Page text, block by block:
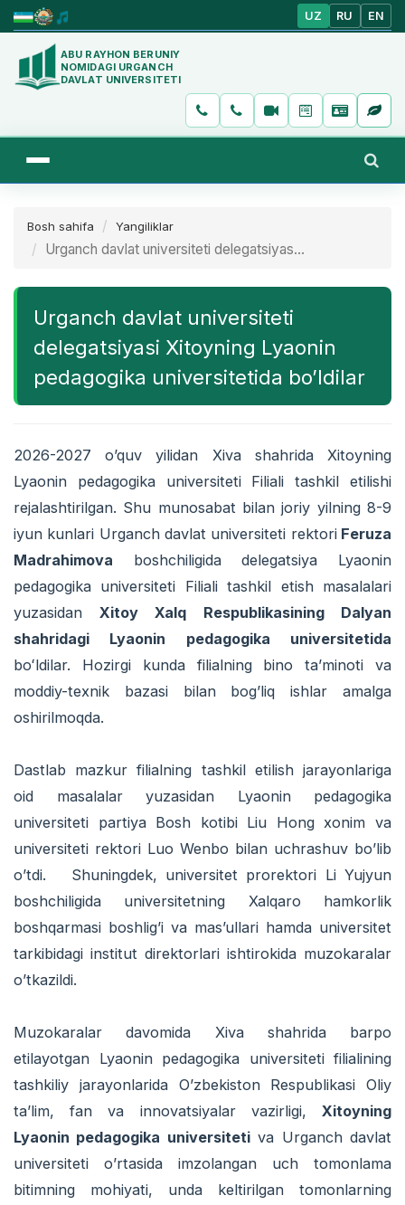
UZ RU EN
ABU RAYHON BERUNIY
NOMIDAGI URGANCH
DAVLAT UNIVERSITETI
Bosh sahifa Yangiliklar
Urganch davlat universiteti delegatsiyas...
Urganch davlat universiteti
delegatsiyasi Xitoyning Lyaonin
pedagogika universitetida bo’ldilar
2026-2027 o’quv yilidan Xiva shahrida Xitoyning
Lyaonin pedagogika universiteti Filiali tashkil etilishi
rejalashtirilgan. Shu munosabat bilan joriy yilning 8-9
iyun kunlari Urganch davlat universiteti rektoriFeruza
Madrahimova boshchiligida delegatsiya Lyaonin
pedagogika universiteti Filiali tashkil etish masalalari
yuzasidan Xitoy Xalq Respublikasining Dalyan
shahridagi Lyaonin pedagogika universitetida
boʻldilar. Hozirgi kunda filialning bino ta’minoti va
moddiy-texnik bazasi bilan bog’liq ishlar amalga
oshirilmoqda.
Dastlab mazkur filialning tashkil etilish jarayonlariga
oid masalalar yuzasidan Lyaonin pedagogika
universiteti partiya Bosh kotibi Liu Hong xonim va
universiteti rektori Luo Wenbo bilan uchrashuv bo’lib
o’tdi. Shuningdek, universitet prorektori Li Yujyun
boshchiligida universitetning Xalqaro hamkorlik
boshqarmasi boshlig’i va mas’ullari hamda universitet
tarkibidagi institut direktorlari ishtirokida muzokaralar
o’tkazildi.
Muzokaralar davomida Xiva shahrida barpo
etilayotgan Lyaonin pedagogika universiteti filialining
tashkiliy jarayonlarida O’zbekiston Respublikasi Oliy
ta’lim, fan va innovatsiyalar vazirligi, Xitoyning
Lyaonin pedagogika universitetiva Urganch davlat
universiteti o’rtasida imzolangan uch tomonlama
bitimning mohiyati, unda keltirilgan tomonlarning